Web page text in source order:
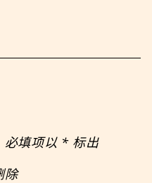
必填项以 *标出
除